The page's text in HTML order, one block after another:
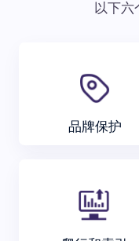
以下六
品牌保护